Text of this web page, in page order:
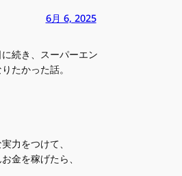
6月 6, 2025
続き、スーパーエン
たかった話。
力をつけて、
金を稼げたら、